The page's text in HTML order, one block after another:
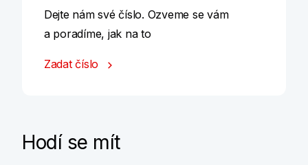
Dejte nám své číslo. Ozveme se vám
a poradíme, jak na to
Zadat číslo
Hodí se mít